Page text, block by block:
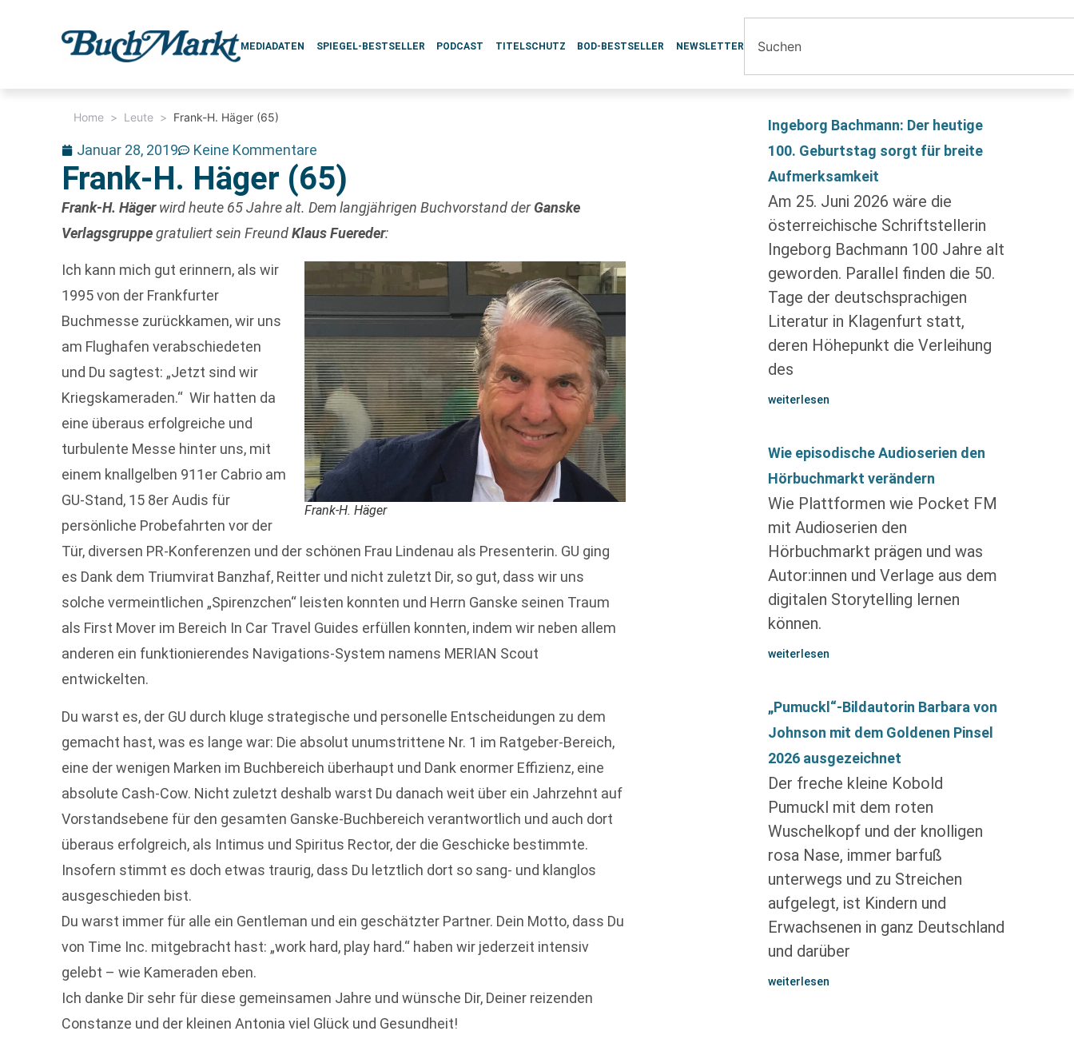
MEDIADATEN SPIEGEL-BESTSELLER PODCAST TITELSCHUTZ BOD-BESTSELLER NEWSLETTER
Home > Leute > Frank-H. Häger (65)
Januar 28, 2019 Keine Kommentare
Frank-H. Häger (65)
Frank-H. Hägerwird heute 65 Jahre alt. Dem langjährigen Buchvorstand derGanske
Verlagsgruppegratuliert sein FreundKlaus Fuereder:
Frank-H. Häger
Ich kann mich gut erinnern, als wir
1995 von der Frankfurter
Buchmesse zurückkamen, wir uns
am Flughafen verabschiedeten
und Du sagtest: „Jetzt sind wir
Kriegskameraden.“ Wir hatten da
eine überaus erfolgreiche und
turbulente Messe hinter uns, mit
einem knallgelben 911er Cabrio am
GU-Stand, 15 8er Audis für
persönliche Probefahrten vor der
Tür, diversen PR-Konferenzen und der schönen Frau Lindenau als Presenterin. GU ging
es Dank dem Triumvirat Banzhaf, Reitter und nicht zuletzt Dir, so gut, dass wir uns
solche vermeintlichen „Spirenzchen“ leisten konnten und Herrn Ganske seinen Traum
als First Mover im Bereich In Car Travel Guides erfüllen konnten, indem wir neben allem
anderen ein funktionierendes Navigations-System namens MERIAN Scout
entwickelten.
Du warst es, der GU durch kluge strategische und personelle Entscheidungen zu dem
gemacht hast, was es lange war: Die absolut unumstrittene Nr. 1 im Ratgeber-Bereich,
eine der wenigen Marken im Buchbereich überhaupt und Dank enormer Effizienz, eine
absolute Cash-Cow. Nicht zuletzt deshalb warst Du danach weit über ein Jahrzehnt auf
Vorstandsebene für den gesamten Ganske-Buchbereich verantwortlich und auch dort
überaus erfolgreich, als Intimus und Spiritus Rector, der die Geschicke bestimmte.
Insofern stimmt es doch etwas traurig, dass Du letztlich dort so sang- und klanglos
ausgeschieden bist.
Du warst immer für alle ein Gentleman und ein geschätzter Partner. Dein Motto, dass Du
von Time Inc. mitgebracht hast: „work hard, play hard.“ haben wir jederzeit intensiv
gelebt – wie Kameraden eben.
Ich danke Dir sehr für diese gemeinsamen Jahre und wünsche Dir, Deiner reizenden
Constanze und der kleinen Antonia viel Glück und Gesundheit!
Ingeborg Bachmann: Der heutige
100. Geburtstag sorgt für breite
Aufmerksamkeit
Am 25. Juni 2026 wäre die
österreichische Schriftstellerin
Ingeborg Bachmann 100 Jahre alt
geworden. Parallel finden die 50.
Tage der deutschsprachigen
Literatur in Klagenfurt statt,
deren Höhepunkt die Verleihung
des
weiterlesen
Wie episodische Audioserien den
Hörbuchmarkt verändern
Wie Plattformen wie Pocket FM
mit Audioserien den
Hörbuchmarkt prägen und was
Autor:innen und Verlage aus dem
digitalen Storytelling lernen
können.
weiterlesen
„Pumuckl“-Bildautorin Barbara von
Johnson mit dem Goldenen Pinsel
2026 ausgezeichnet
Der freche kleine Kobold
Pumuckl mit dem roten
Wuschelkopf und der knolligen
rosa Nase, immer barfuß
unterwegs und zu Streichen
aufgelegt, ist Kindern und
Erwachsenen in ganz Deutschland
und darüber
weiterlesen